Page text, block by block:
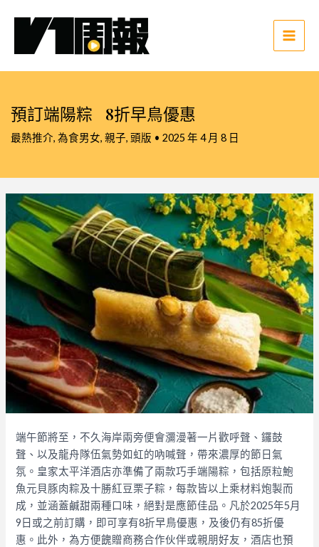
Main
預訂端陽粽 8折早鳥優惠
最熱推介, 為食男女, 親子, 頭版 • 2025 年 4 月 8 日
端午節將至，不久海岸兩旁便會瀰漫著一片歡呼聲、鑼鼓
聲、以及龍舟隊伍氣勢如虹的吶喊聲，帶來濃厚的節日氣
氛。皇家太平洋酒店亦準備了兩款巧手端陽粽，包括原粒鮑
魚元貝豚肉粽及十勝紅豆栗子粽，每款皆以上乘材料炮製而
成，並涵蓋鹹甜兩種口味，絕對是應節佳品。凡於2025年5月
9日或之前訂購，即可享有8折早鳥優惠，及後仍有85折優
惠。此外，為方便餽贈商務合作伙伴或親朋好友，酒店也預